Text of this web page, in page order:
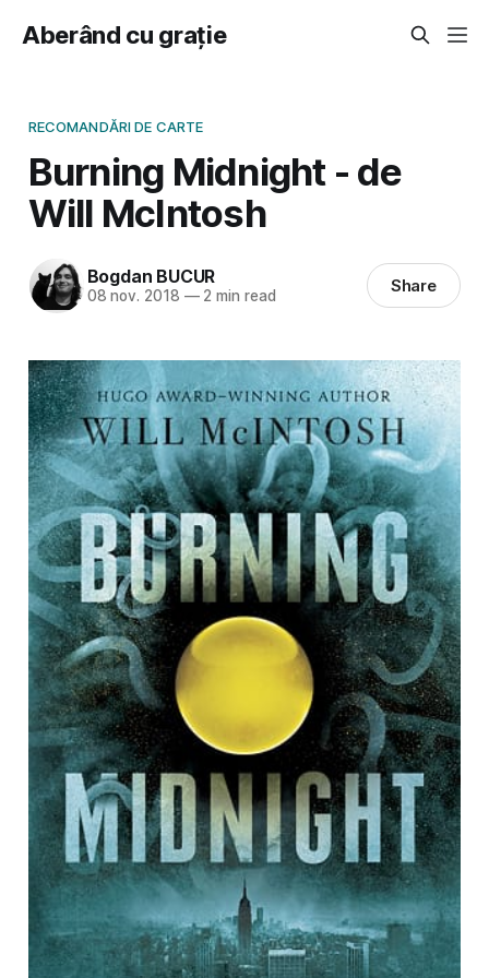
Aberând cu grație
RECOMANDĂRI DE CARTE
Burning Midnight - de
Will McIntosh
Bogdan BUCUR
08 nov. 2018 —2 min read Share